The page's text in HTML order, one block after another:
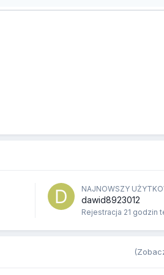
NAJNOWSZY
dawid8923012
Rejestracja 21 godzin